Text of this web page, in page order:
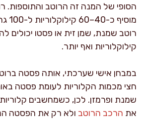
הסופי של המנה זה הרוטב והתוספות.
קילוקלוריות ואף יותר.
במבחן אישי שערכתי, אותה פסטה
חצי מכמות הקלוריות לעומת פסטה
שמנת ופרמזן. לכן, כשמחשבים
את הרכב הרוטב ולא רק את הפסטה